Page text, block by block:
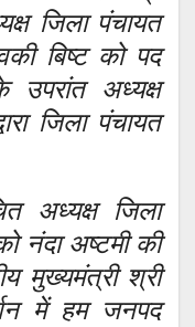
जिला पंचायत
बिष्ट को पद
अध्यक्ष
जिला पंचायत
अध्यक्ष जिला
नंदा अष्टमी की
मुख्यमंत्री श्री
में हम जनपद